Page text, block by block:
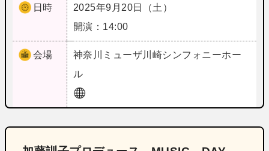
日時
2025年9月20日（土）
開演：14:00
会場 神奈川
ミューザ川崎シンフォニーホー
ル